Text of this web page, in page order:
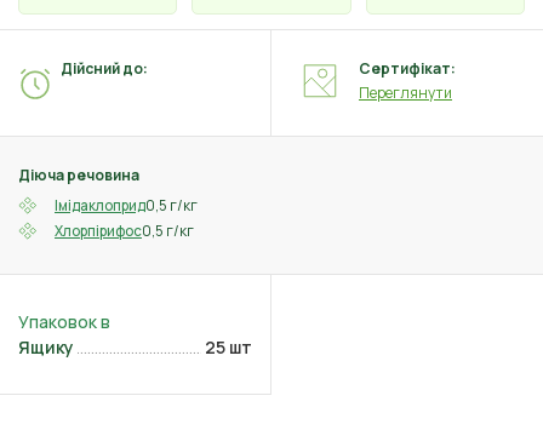
Діюча речовина
Імідаклоприд0,5 г/кг
Хлорпірифос0,5 г/кг
Дійсний до:
Сертифікат:
Переглянути
Ящику 25 шт